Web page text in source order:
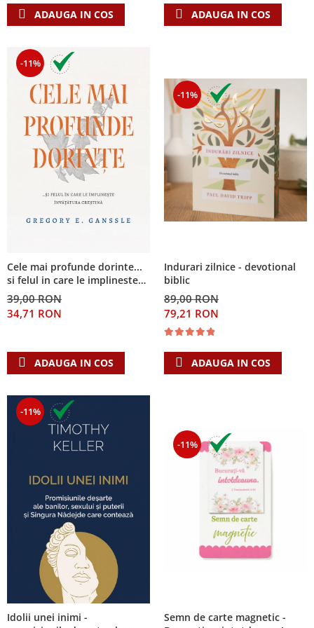
ADAUGA IN COS ADAUGA IN COS
-11%
Cele mai profunde dorinte...
si felul in care le implineste
invatatura crestina
39,00 RON
34,71 RON
ADAUGA IN COS
-11%
Indurari zilnice - devotional
biblic
89,00 RON
79,21 RON
ADAUGA IN COS
-11%
Idolii unei inimi -
-11%
Semn de carte magnetic -